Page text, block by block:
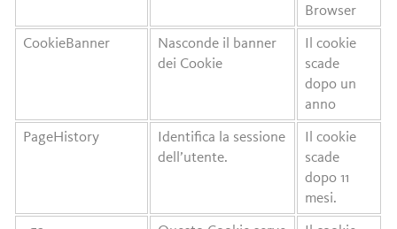
Browser
CookieBanner
Nasconde il banner
dei Cookie
Il cookie
scade
dopo un
anno
PageHistory
Identifica la sessione
dell’utente.
Il cookie
scade
dopo 11
mesi.